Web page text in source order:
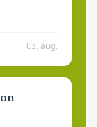
03. aug.